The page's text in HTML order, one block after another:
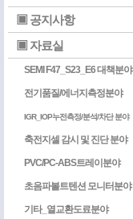
▣ 공지사항
▣ 자료실
SEMI F47_S23_E6 대책분야
전기품질/에너지측정분야
IGR_IOP누전측정/분석/차단 분야
축전지셀 감시 및 진단 분야
PVC/PC-ABS트레이분야
초음파볼트텐션 모니터분야
기타_열교환도료분야